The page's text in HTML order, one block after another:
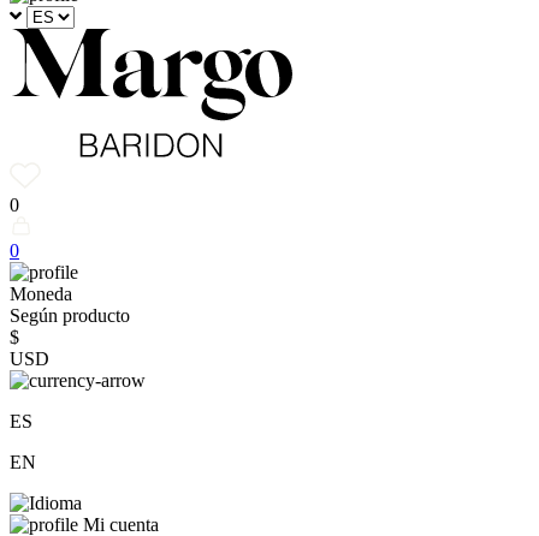
0
0
Moneda
Según producto
$
USD
ES
EN
Mi cuenta